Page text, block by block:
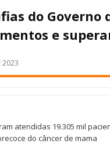
do Governo
e
2023
atendidas 19.305 mil
do câncer de mama